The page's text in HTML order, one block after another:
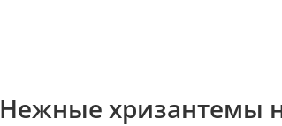
Нежные хризантемы